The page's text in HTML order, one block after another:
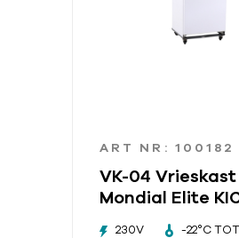
ART NR: 100182
VK-04 Vrieskast
Mondial Elite
230V -22°C